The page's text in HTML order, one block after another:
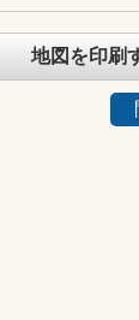
地図を印刷